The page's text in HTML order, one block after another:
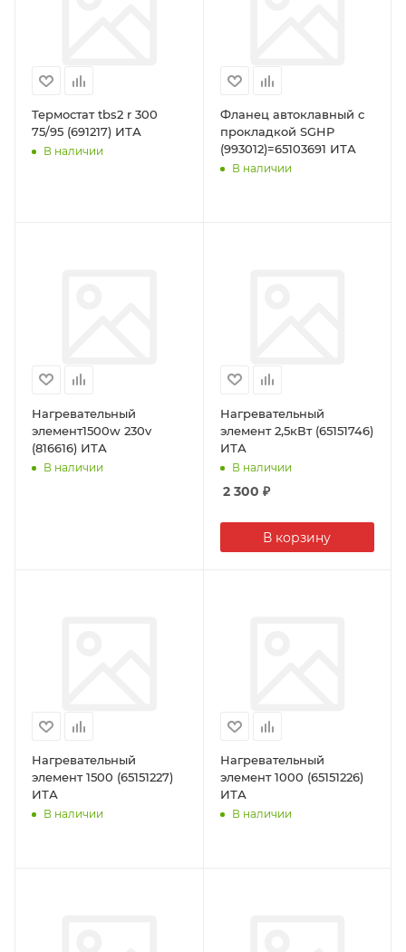
Термостат tbs2 r 300
75/95 (691217) ИТА
В наличии
Фланец автоклавный с
прокладкой SGHP
(993012)=65103691 ИТА
В наличии
Нагревательный
элемент1500w 230v
(816616) ИТА
В наличии
Нагревательный
элемент 2,5кВт (65151746)
ИТА
В наличии
2 300 ₽
В корзину
Нагревательный
элемент 1500 (65151227)
ИТА
В наличии
Нагревательный
элемент 1000 (65151226)
ИТА
В наличии